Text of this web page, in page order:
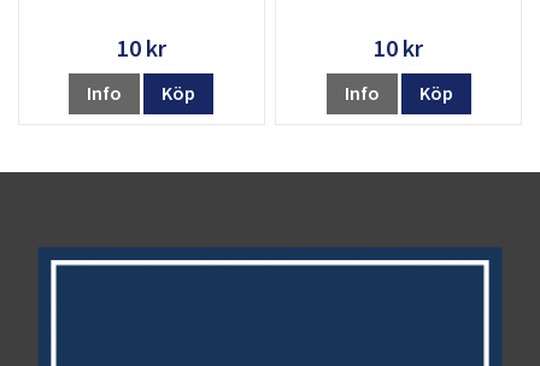
10 kr
Info Köp
10 kr
Info Köp